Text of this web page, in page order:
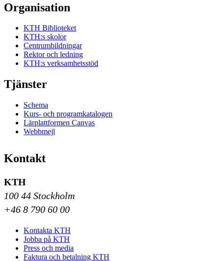
Organisation
KTH Biblioteket
KTH:s skolor
Centrumbildningar
Rektor och ledning
KTH:s verksamhetsstöd
Tjänster
Schema
Kurs- och programkatalogen
Lärplattformen Canvas
Webbmejl
Kontakt
KTH
100 44 Stockholm
+46 8 790 60 00
Kontakta KTH
Jobba på KTH
Press och media
Faktura och betalning KTH